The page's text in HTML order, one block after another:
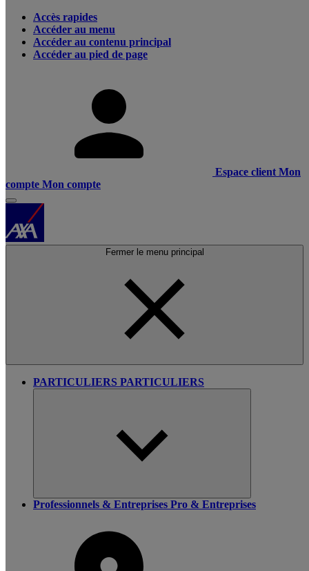
Accès rapides
Accéder au menu
Accéder au contenu principal
Accéder au pied de page
Espace client Mon
compte Mon compte
Fermer le menu principal
PARTICULIERS PARTICULIERS
Professionnels & Entreprises Pro & Entreprises